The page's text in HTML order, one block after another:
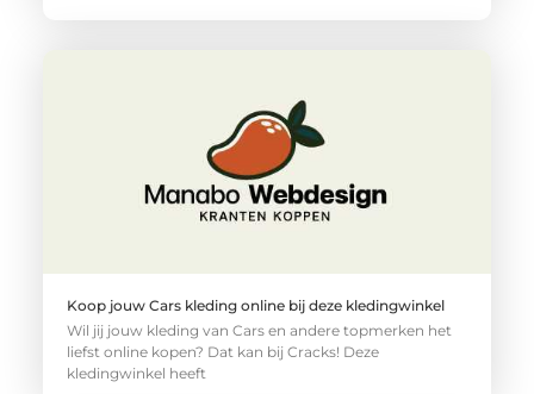
Koop jouw Cars kleding online bij deze kledingwinkel
Wil jij jouw kleding van Cars en andere topmerken het
liefst online kopen? Dat kan bij Cracks! Deze
kledingwinkel heeft